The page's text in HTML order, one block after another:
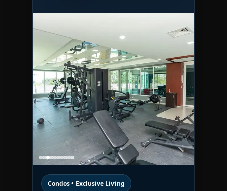
Condos • Exclusive Living